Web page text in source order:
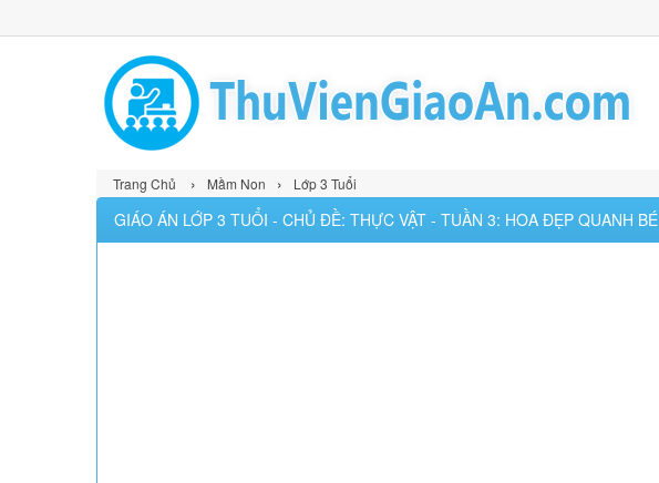
Trang Chủ › Mầm Non › Lớp 3 Tuổi
GIÁO ÁN LỚP 3 TUỔI - CHỦ ĐỀ: THỰC VẬT - TUẦN 3: HOA ĐẸP QUANH BÉ